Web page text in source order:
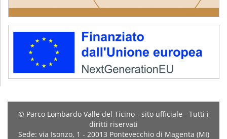
© Parco Lombardo Valle del Ticino - sito ufficiale - Tutti i
diritti riservati
Sede: via Isonzo, 1 - 20013 Pontevecchio di Magenta (MI)